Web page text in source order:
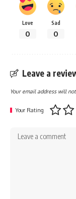
Love
0
Sad
0
Leave a
Your email address will
Your Rating